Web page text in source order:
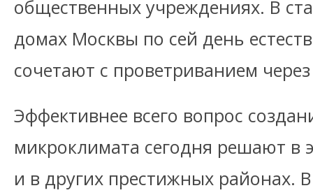
общественных учреждениях. В
домах Москвы по сей день
сочетают с проветриванием
Эффективнее всего вопрос
микроклимата сегодня решают в
и в других престижных районах.